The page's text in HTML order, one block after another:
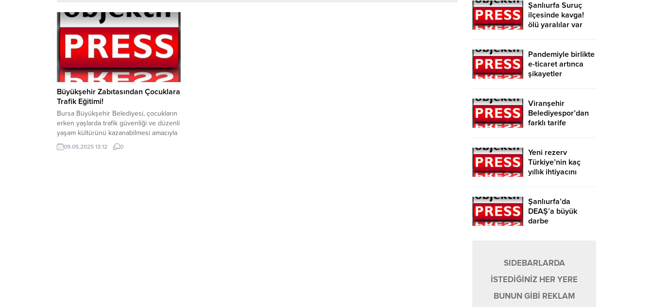
Büyükşehir Zabıtasından Çocuklara
Trafik Eğitimi!
Bursa Büyükşehir Belediyesi, çocukların
erken yaşlarda trafik güvenliği ve düzenli
yaşam kültürünü kazanabilmesi amacıyla
anaokulu öğrencilerine yönelik ‘Trafik
Güvenliği ve Zabıta Mesleği Tanıtımı’
09.05.2025 13:12 0
Şanlıurfa Suruç
ilçesinde kavga!
ölü yaralılar var
Pandemiyle birlikte
e-ticaret artınca
şikayetler
Viranşehir
Belediyespor’dan
farklı tarife
Yeni rezerv
Türkiye’nin kaç
yıllık ihtiyacını
Şanlıurfa’da
DEAŞ’a büyük
darbe
SIDEBARLARDA
İSTEDİĞİNİZ HER YERE
BUNUN GİBİ REKLAM